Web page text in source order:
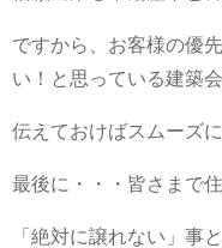
ですから、お客様の優
い！と思っている建築
伝えておけばスムーズ
最後に・・・皆さまで
「絶対に譲れない」事